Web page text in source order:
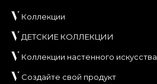
Коллекции
ДЕТСКИЕ КОЛЛЕКЦИИ
Коллекции настенного искусства
Создайте свой продукт